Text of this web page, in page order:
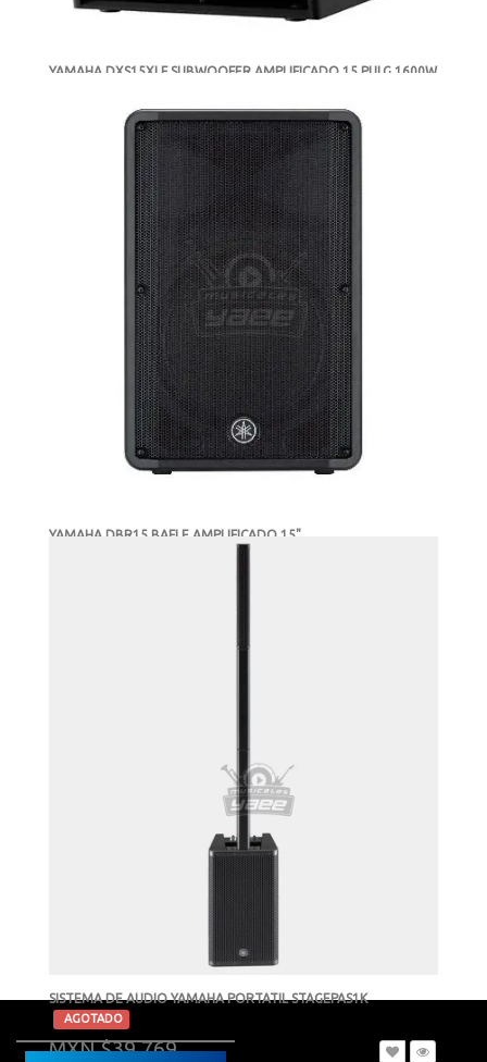
YAMAHA DXS15XLF SUBWOOFER AMPLIFICADO 15 PULG 1600W
MXN $38,500
YAMAHA DBR15 BAFLE AMPLIFICADO 15"
SISTEMA DE AUDIO YAMAHA PORTATIL STAGEPAS1K
AGOTADO
MXN $39,769